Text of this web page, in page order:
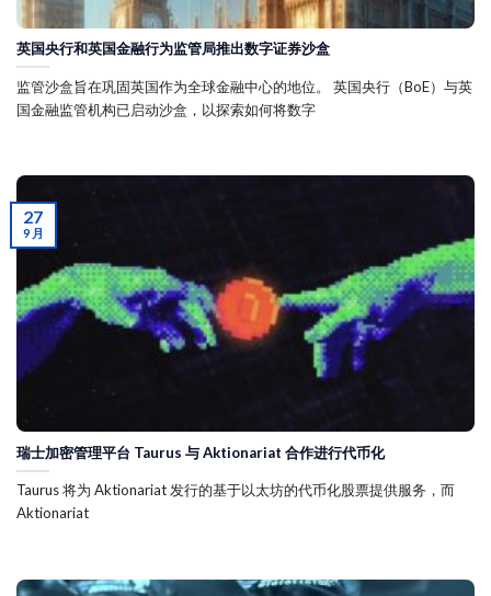
英国央行和英国金融行为监管局推出数字证券沙盒
监管沙盒旨在巩固英国作为全球金融中心的地位。 英国央行（BoE）与英
国金融监管机构已启动沙盒，以探索如何将数字
瑞士加密管理平台 Taurus 与 Aktionariat 合作进行代币化
Taurus 将为 Aktionariat 发行的基于以太坊的代币化股票提供服务，而
Aktionariat
27
9 月